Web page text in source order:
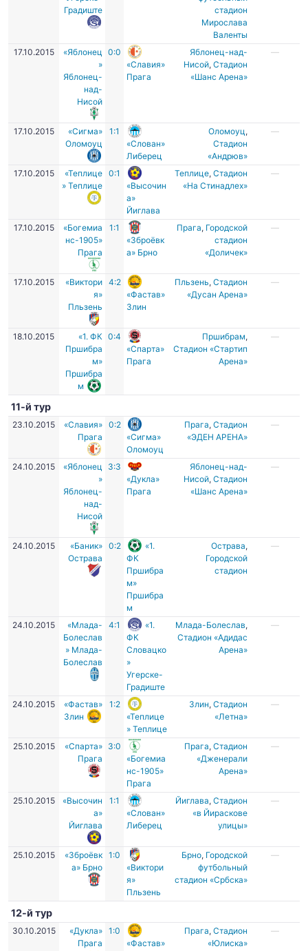
Градиште
стадион
Мирослава
Валенты
17.10.2015
«Яблонец
»
Яблонец-
над-
Нисой
0:0
«Славия»
Прага
Яблонец-над-
Нисой,Стадион
«Шанс Арена»
—
17.10.2015
«Сигма»
Оломоуц
1:1
«Слован»
Либерец
Оломоуц ,
Стадион
«Андрюв»
—
17.10.2015
«Теплице
» Теплице
0:1
«Высочин
а»
Йиглава
Теплице,Стадион
«На Стинадлех»
—
17.10.2015
«Богемиа
нс-1905»
Прага
1:1
«Зброёвк
а» Брно
Прага, Городской
стадион
«Доличек»
—
17.10.2015
«Виктори
я»
Пльзень
4:2
«Фастав»
Злин
Пльзень,Стадион
«Дусан Арена»
—
18.10.2015
«1. ФК
Пршибра
м»
Пршибра
м
0:4
«Спарта»
Прага
Пршибрам,
Стадион «Стартип
Арена»
—
11-й тур
23.10.2015
«Славия»
Прага
0:2
«Сигма»
Оломоуц
Прага,Стадион
«ЭДЕН АРЕНА»
—
24.10.2015
«Яблонец
»
Яблонец-
над-
Нисой
3:3
«Дукла»
Прага
Яблонец-над-
Нисой,Стадион
«Шанс Арена»
—
24.10.2015
«Баник»
Острава
0:2
«1.
ФК
Пршибра
м»
Пршибра
м
Острава,
Городской
стадион
—
24.10.2015
«Млада-
Болеслав
» Млада-
Болеслав
4:1
«1.
ФК
Словацко
»
Угерске-
Градиште
Млада-Болеслав,
Стадион «Адидас
Арена»
—
24.10.2015
«Фастав»
Злин
1:2
«Теплице
» Теплице
Злин,Cтадион
«Летна»
—
25.10.2015
«Спарта»
Прага
3:0
«Богемиа
нс-1905»
Прага
Прага,Стадион
«Дженерали
Арена»
—
25.10.2015
«Высочин
а»
Йиглава
1:1
«Слован»
Либерец
Йиглава,Стадион
«в Йираскове
улицы»
—
25.10.2015
«Зброёвк
а» Брно
1:0
«Виктори
я»
Пльзень
Брно, Городской
футбольный
стадион «Србска»
—
12-й тур
30.10.2015
«Дукла»
Прага
1:0
«Фастав»
Прага,Стадион
«Юлиска»
—